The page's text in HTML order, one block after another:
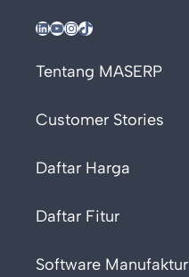
LinkedIn YouTube InstagramTikTok
Tentang MASERP
Customer Stories
Daftar Harga
Daftar Fitur
Software Manufaktur